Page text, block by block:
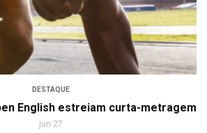
DESTAQUE
English estreiam curta-metragem
jun 27